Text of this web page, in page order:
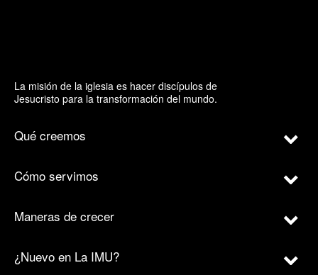
La misión de la iglesia es hacer discípulos de
Jesucristo para la transformación del mundo.
Qué creemos
Cómo servimos
Maneras de crecer
¿Nuevo en La IMU?